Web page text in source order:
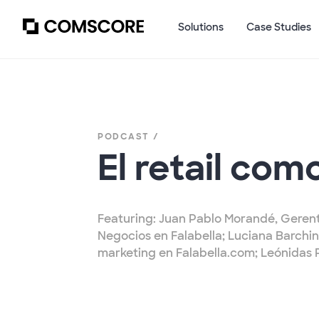
Solutions Case Studies
PODCAST /
El retail
Featuring: Juan Pablo Morandé,
Negocios en Falabella; Luciana
marketing en Falabella.com; Leónidas